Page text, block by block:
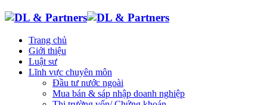
Trang chủ
Giới thiệu
Luật sư
Lĩnh vực chuyên môn
Đầu tư nước ngoài
Mua bán & sáp nhập doanh nghiệp